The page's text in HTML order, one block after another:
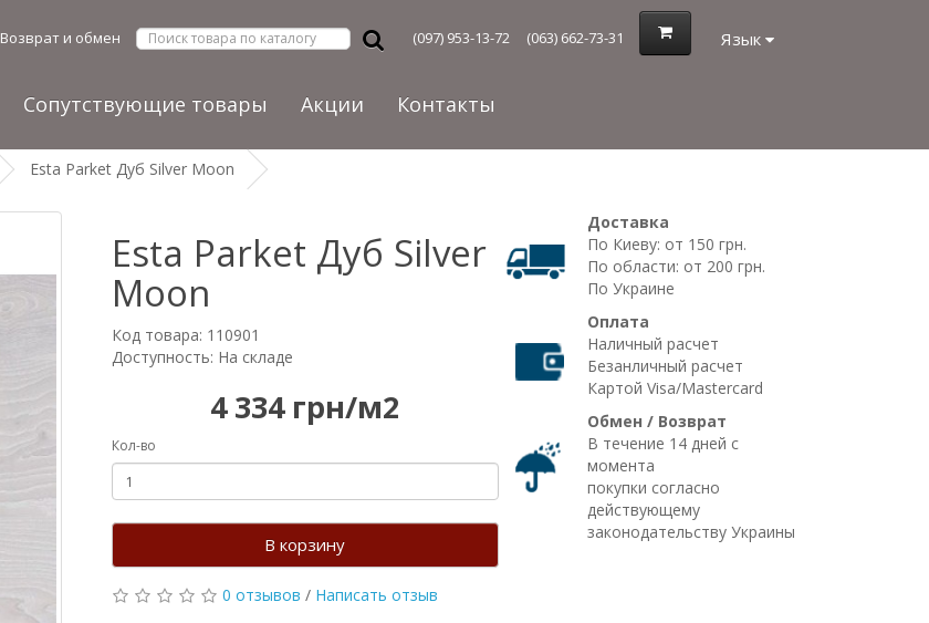
Возврат и обмен (097) 953-13-72 (063) 662-73-31 Язык
Сопутствующие товары Акции Контакты
Esta Parket Дуб Silver Moon
Esta Parket Дуб Silver
Moon
Код товара: 110901
Доступность: На складе
4 334 грн/м2
Кол-во
В корзину
0 отзывов / Написать отзыв
Доставка
По Киеву: от 150 грн.
По области: от 200 грн.
По Украине
Оплата
Наличный расчет
Безанличный расчет
Картой Visa/Mastercard
Обмен / Возврат
В течение 14 дней с
момента
покупки согласно
действующему
законодательству Украины